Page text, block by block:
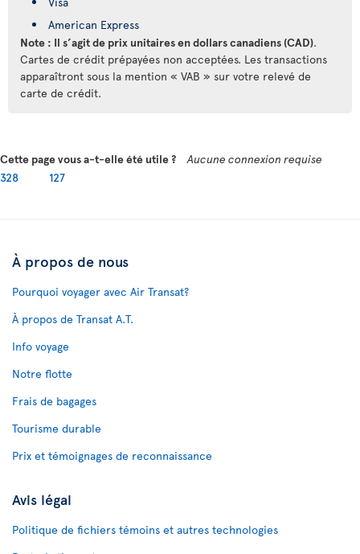
American Express
Note : Il s’agit de prix unitaires en dollars canadiens (CAD).
Cartes de crédit prépayées non acceptées. Les transactions
apparaîtront sous la mention « VAB » sur votre relevé de
carte de crédit.
Cette page vous a-t-elle été utile ?
Aucune connexion requise
328
127
À propos de nous
Pourquoi voyager avec Air Transat?
À propos de Transat A.T.
Info voyage
Notre flotte
Frais de bagages
Tourisme durable
Prix et témoignages de reconnaissance
Avis légal
Politique de fichiers témoins et autres technologies